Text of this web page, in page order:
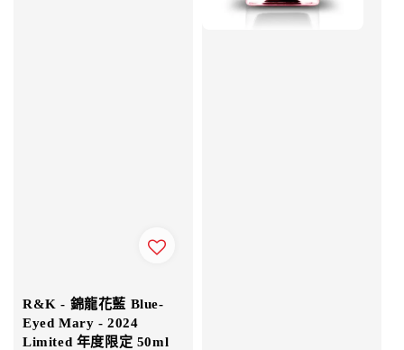
R&K - 錦龍花藍 Blue-
Eyed Mary - 2024
Limited 年度限定 50ml